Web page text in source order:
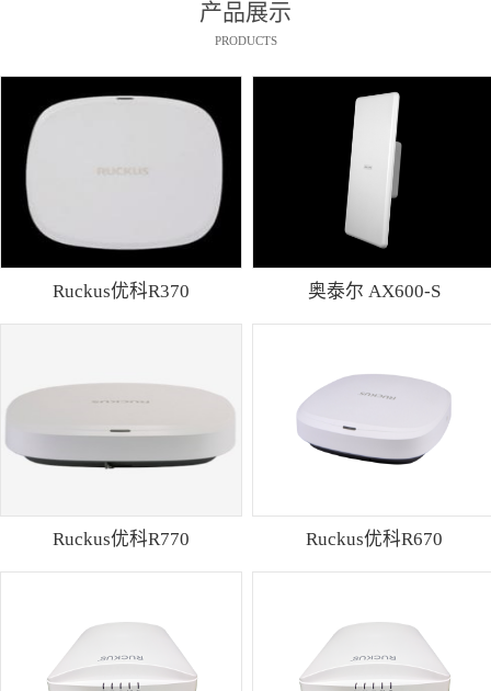
产品展示
PRODUCTS
Ruckus优科R370 奥泰尔 AX600-S
Ruckus优科R770 Ruckus优科R670